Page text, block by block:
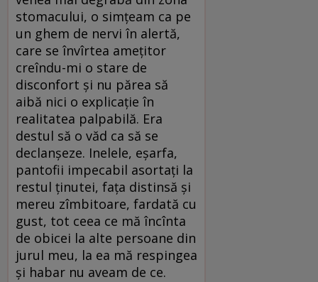
stomacului, o simțeam ca pe
un ghem de nervi în alertă,
care se învîrtea amețitor
creîndu-mi o stare de
disconfort și nu părea să
aibă nici o explicație în
realitatea palpabilă. Era
destul să o văd ca să se
declanșeze. Inelele, eșarfa,
pantofii impecabil asortați la
restul ținutei, fața distinsă și
mereu zîmbitoare, fardată cu
gust, tot ceea ce mă încînta
de obicei la alte persoane din
jurul meu, la ea mă respingea
și habar nu aveam de ce.